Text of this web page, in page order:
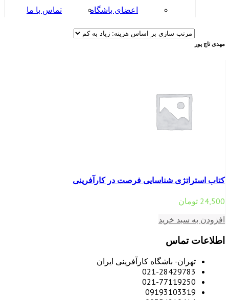
اعضای باشگاه
تماس با ما
مهدی تاج پور
کتاب استراتژی شناسایی فرصت در کارآفرینی
24,500 تومان
افزودن به سبد خرید
اطلاعات تماس
تهران- باشگاه کارآفرینی ایران
021-28429783
021-77119250
09193103319